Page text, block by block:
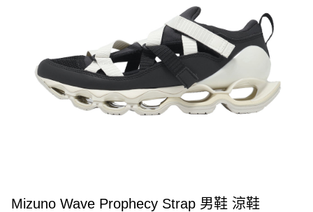
Mizuno Wave Prophecy Strap 男鞋 涼鞋